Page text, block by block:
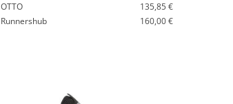
OTTO
135,85 €
Runnershub
160,00 €